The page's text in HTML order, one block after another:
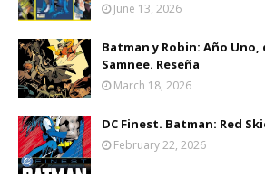
June 13, 2026
Batman y Robin: Año Uno,
Samnee. Reseña
March 18, 2026
DC Finest. Batman: Red
February 22, 2026